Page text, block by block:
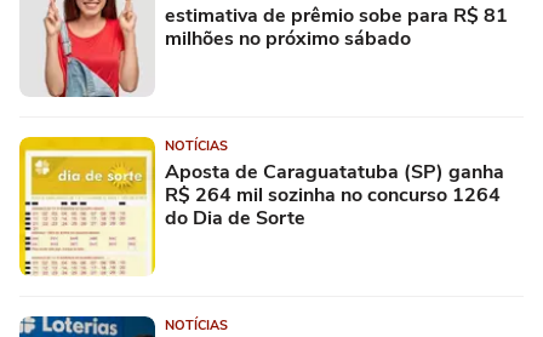
estimativa de prêmio sobe para R$ 81
milhões no próximo sábado
NOTÍCIAS
Aposta de Caraguatatuba (SP) ganha
R$ 264 mil sozinha no concurso 1264
do Dia de Sorte
NOTÍCIAS